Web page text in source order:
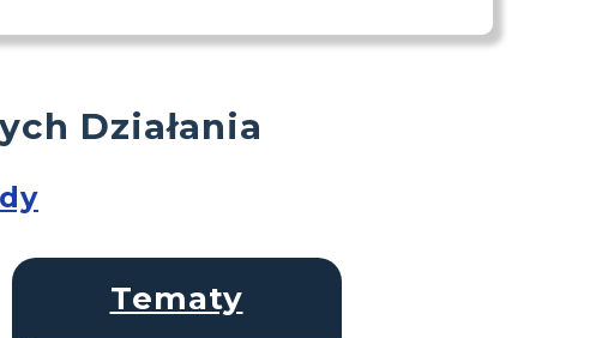
Działania
Tematy